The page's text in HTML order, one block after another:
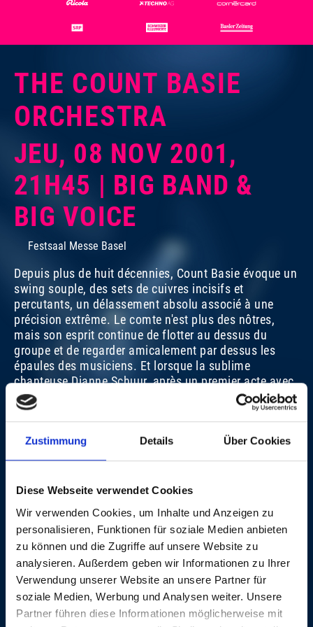
Zustimmung Details Über Cookies
Diese Webseite verwendet Cookies
Wir verwenden Cookies, um Inhalte und Anzeigen zu
personalisieren, Funktionen für soziale Medien anbieten
zu können und die Zugriffe auf unsere Website zu
analysieren. Außerdem geben wir Informationen zu Ihrer
Verwendung unserer Website an unsere Partner für
soziale Medien, Werbung und Analysen weiter. Unsere
Partner führen diese Informationen möglicherweise mit
THE COUNT BASIE
ORCHESTRA
JEU, 08 NOV 2001,
21H45 | BIG BAND &
BIG VOICE
Festsaal Messe Basel
Depuis plus de huit décennies, Count Basie évoque un
swing souple, des sets de cuivres incisifs et
percutants, un délassement absolu associé à une
précision extrême. Le comte n'est plus des nôtres,
mais son esprit continue de flotter au dessus du
groupe et de regarder amicalement par dessus les
épaules des musiciens. Et lorsque la sublime
chanteuse Dianne Schuur, après un premier acte avec
son trio, rejoint le big band sur scène, on l'imagine
sourire dans son au-delà en battant la mesure du
pied. Une soirée de détente pour les adeptes d'un jazz
élégant.
LA MÊME SOIRÉE
DIANE SCHUUR TRIO